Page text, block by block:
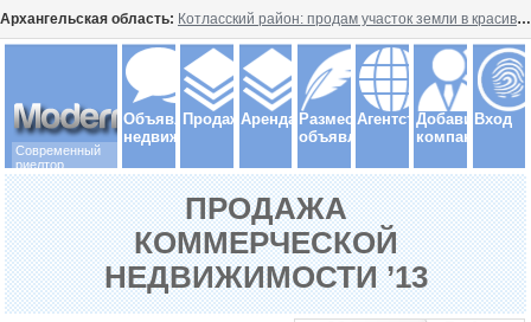
Архангельская область: Котласский район: продам участок земли в красивом месте
Современный
риелтор
Объявления
недвижимость
ПродажаАренда Разместить
объявление
АгентстваДобавить
компанию
Вход
ПРОДАЖА
КОММЕРЧЕСКОЙ
НЕДВИЖИМОСТИ ’13